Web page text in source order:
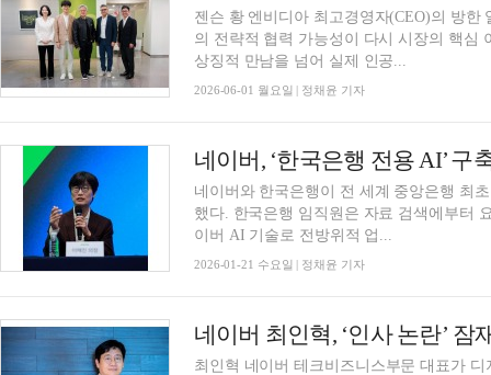
젠슨 황 엔비디아 최고경영자(CEO)의 방
의 전략적 협력 가능성이 다시 시장의 핵심
상징적 만남을 넘어 실제 인공...
2026-06-01 월요일 | 정채윤 기자
네이버와 한국은행이 전 세계 중앙은행 최
했다. 한국은행 임직원은 자료 검색에부터
이버 AI 기술로 전방위적 업...
2026-01-21 수요일 | 정채윤 기자
최인혁 네이버 테크비즈니스부문 대표가